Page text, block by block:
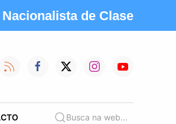
de Clase
Busca na web...